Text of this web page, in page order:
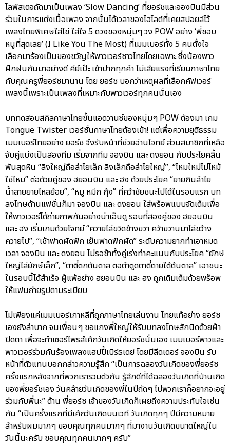
ไลฟ์สเตจถัดมาเป็นเพลง ‘Slow Dancing’ ที่ยอร์ชและจองบินมีส่วน
ร่วมในการแต่งเนื้อเพลง จากนั้นได้เวลาของไฮไลต์ที่เคยสปอยล์ไว้
เพลงไทยพิเศษใส่ไข่ ใส่ใจ 5 ดวงของหนุ่มๆ วง POW อย่าง ‘พี่ชอบ
หนูที่สุดเลย’ (I Like You The Most) ที่เมมเบอร์ทั้ง 5 คนตั้งใจ
เลือกมาร้องเป็นของขวัญให้พาวเวอร์ชาวไทยโดยเฉพาะ ซึ่งน้องพาว
ฝึกฝนกันมาอย่างดี คีย์เป๊ะ เข้าปากทุกคำ ไม่เสียแรงที่เรียนภาษาไทย
กับคุณครูพี่ยอร์ชมานาน โดย ยอร์ช บอกว่าเหตุผลที่เลือกคัฟเวอร์
เพลงนี้เพราะเป็นเพลงที่เหมาะกับพาวเวอร์ทุกคนนั่นเอง
บททดสอบสกิลภาษาไทยขั้นแอดวานซ์ของหนุ่มๆ POW ต้องมา เกม
Tongue Twister เวอร์ชั่นภาษาไทยต้องเข้า! แต่เพื่อความยุติธรรม
เมมเบอร์ไทยอย่าง ยอร์ช จึงรับหน้าที่ช่วยอ่านโจทย์ ส่วนสมาชิกที่เหลือ
จับคู่แบ่งเป็นสองทีม เริ่มจากทีม จองบิน และ ดงยอน กับประโยคลิ้น
พันสุดหิน “ลิงใหญ่ถือลำไยเล็ก ลิงเล็กถือลำไยใหญ่”, “ไหมใหม่ไม่ไหม้
ใช่ไหม” ต่อด้วยคู่ของ ฮยอนบิน และ ฮง ด้วยประโยค “ยายกินลำไย
น้ำลายยายไหลย้อย”, “หมู หมึก กุ้ง” ที่คว้าชัยชนะไปได้ในรอบแรก บท
ลงโทษด้านแฟชั่นก็มา จองบิน และ ดงยอน ใส่พร็อพแบบจัดเต็มเพื่อ
ให้พาวเวอร์ได้ถ่ายภาพกันอย่างน่าเอ็นดู รอบที่สองคู่ของ ฮยอนบิน
และ ฮง เริ่มเกมด้วยโจทย์ “ควายไล่ขวิดข้างขวา คว้าขวานมาไล่ขว้าง
ควายไป”, “เช้าฟาดผัดฟัก เย็นฟาดฟักผัด” ระดับความยากทำเอาหมด
เวลา จองบิน และ ดงยอน ไม่รอช้าทั้งคู่เร่งทำคะแนนกับประโยค “ยักษ์
ใหญ่ไล่ยักษ์เล็ก”, “ตาตี๋ตกต้นตาล ตอตำตูดตาตี๋ตายใต้ต้นตาล” เอาชนะ
ในรอบนี้ได้สำเร็จ ผู้แพ้อย่าง ฮยอนบิน และ ฮง ถูกเติมเต็มด้วยพร็อพ
ให้แฟนถ่ายรูปตามระเบียบ
ไม่เพียงแค่เมมเบอร์เกาหลีที่ถูกภาษาไทยเล่นงาน ไทยแท้อย่าง ยอร์ช
เองยังลำบาก จนเพื่อนๆ ขอแกงพี่ใหญ่ให้รับบทลงโทษสักนิดด้วยผ้า
ปิดตา เพื่อจะทำเซอร์ไพรส์เค้กวันเกิดให้ยอร์ชนั่นเอง เมมเบอร์พาวและ
พาวเวอร์ร่วมกันร้องเพลงแฮปปี้เบิร์ธเดย์ โดยมีลีดเดอร์ จองบิน รับ
หน้าที่ตัวแทนบอกกล่าวความรู้สึก “เป็นการฉลองวันเกิดของพี่ยอร์ช
ครั้งแรกหลังจากที่พวกเรารวมตัวกัน รู้สึกดีที่ได้ฉลองวันเกิดที่บ้านเกิด
ของพี่ยอร์ชเอง วันคล้ายวันเกิดของพี่ในปีถัดๆ ไปพวกเราก็อยากจะอยู่
ร่วมกับพี่นะ” ด้าน พี่ยอร์ช เจ้าของวันเกิดก็เผยถึงความประทับใจเช่น
กัน “เป็นครั้งแรกที่มีเค้กวันเกิดบนเวที วันเกิดทุกๆ ปีมีความหมาย
สำหรับผมมากๆ ขอบคุณทุกคนมากๆ ที่มางานวันเกิดขนาดใหญ่ใน
วันนี้นะครับ ขอบคุณทุกคนมากๆ ครับ”